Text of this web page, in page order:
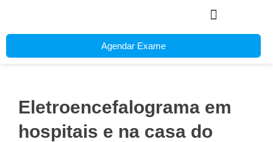
Agendar Exame
Eletroencefalograma em
hospitais e na casa do